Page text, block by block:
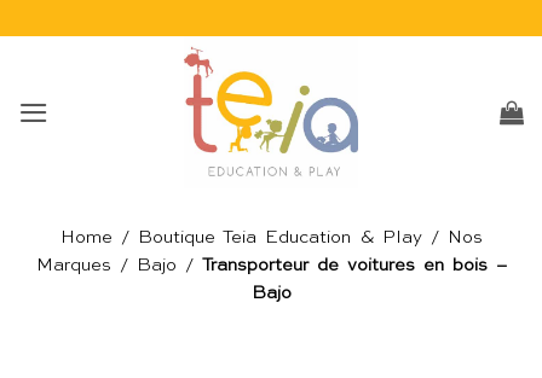
Home / Boutique Teia Education & Play/
Nos
Marques / Bajo /
Transporteur de voitures en bois –
Bajo